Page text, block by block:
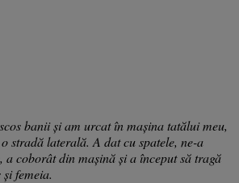
banii și am urcat în mașina tatălui meu,
stradă laterală. A dat cu spatele, ne-a
coborât din mașină și a început să tragă
femeia.